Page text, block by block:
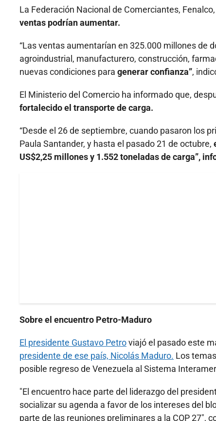
La Federación Nacional de Comerciantes,
ventas podrían aumentar.
“Las ventas aumentarían en 325.000 millones de
agroindustrial, manufacturero, construcción,
nuevas condiciones para generar confianza”,
El Ministerio del Comercio ha informado que,
fortalecido el transporte de carga.
“Desde el 26 de septiembre, cuando pasaron los
Paula Santander, y hasta el pasado 21 de octubre,
US$2,25 millones y 1.552 toneladas de carga”,
Sobre el encuentro Petro-Maduro
El presidente Gustavo Petroviajó el pasado este
presidente de ese país, Nicolás Maduro. Los
posible regreso de Venezuela al Sistema
"El encuentro hace parte del liderazgo del
socializar su agenda a favor de los intereses del
parte de las reuniones preliminares a la COP 27",